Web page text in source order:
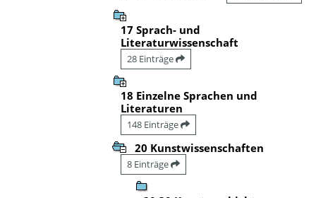
17 Sprach- und
Literaturwissenschaft
28 Einträge
18 Einzelne Sprachen und
Literaturen
148 Einträge
20 Kunstwissenschaften
8 Einträge